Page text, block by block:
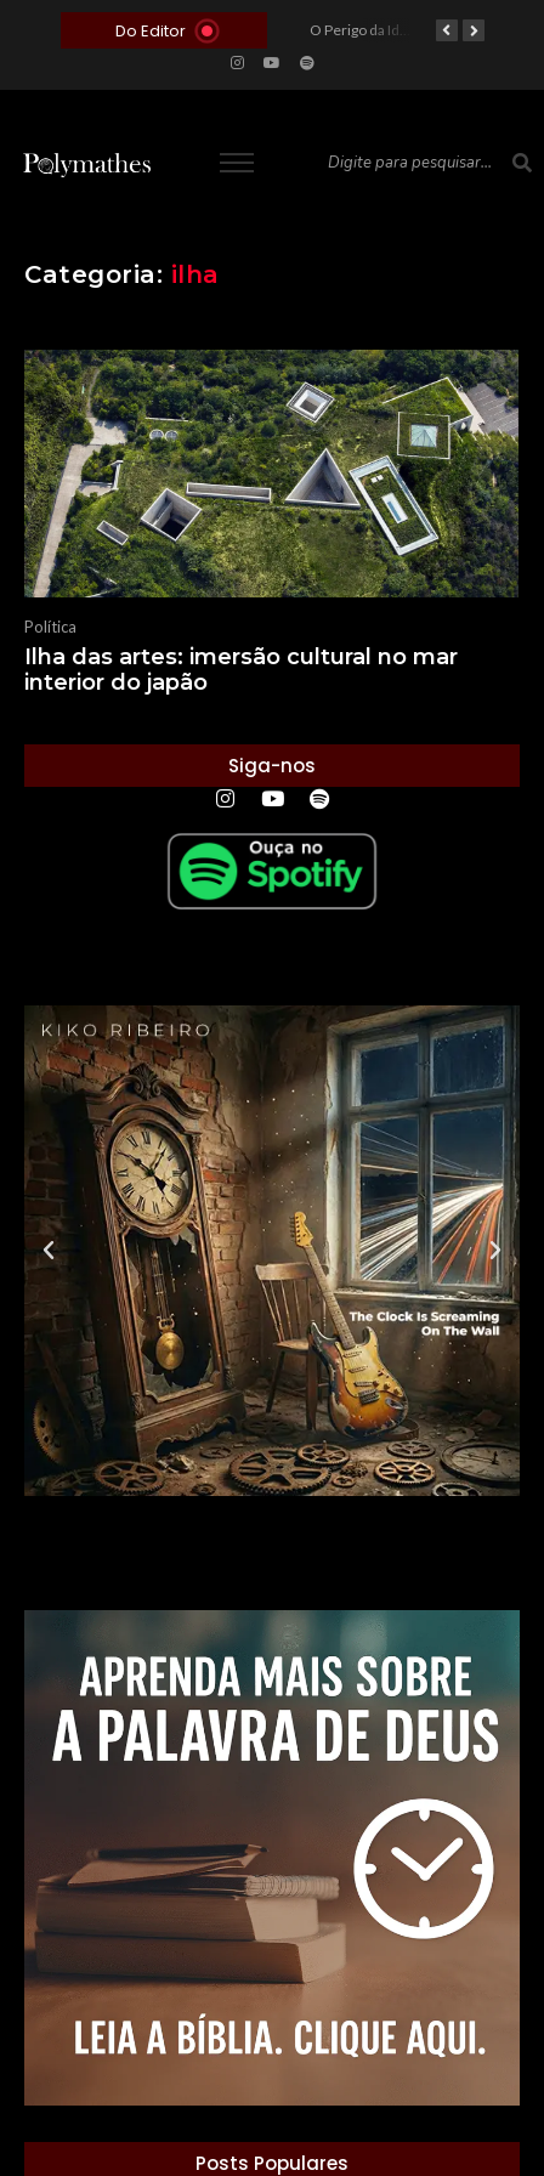
Do Editor
O Voto como Moeda: Clientelismo e o Analfabetismo Funcional Político no Brasil O Perigo da Ideologia Desenfreada na Justiça: Quando a Pauta Política Substitui a Pena Criminal
Categoria: ilha
Política
Ilha das artes: imersão cultural no mar
interior do japão
Siga-nos
Posts Populares